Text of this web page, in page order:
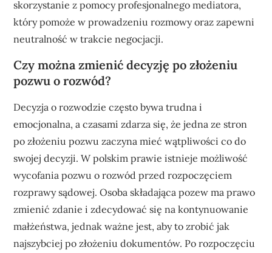
skorzystanie z pomocy profesjonalnego mediatora,
który pomoże w prowadzeniu rozmowy oraz zapewni
neutralność w trakcie negocjacji.
Czy można zmienić decyzję po złożeniu
pozwu o rozwód?
Decyzja o rozwodzie często bywa trudna i
emocjonalna, a czasami zdarza się, że jedna ze stron
po złożeniu pozwu zaczyna mieć wątpliwości co do
swojej decyzji. W polskim prawie istnieje możliwość
wycofania pozwu o rozwód przed rozpoczęciem
rozprawy sądowej. Osoba składająca pozew ma prawo
zmienić zdanie i zdecydować się na kontynuowanie
małżeństwa, jednak ważne jest, aby to zrobić jak
najszybciej po złożeniu dokumentów. Po rozpoczęciu